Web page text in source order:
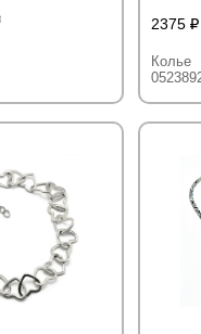
2375
Колье